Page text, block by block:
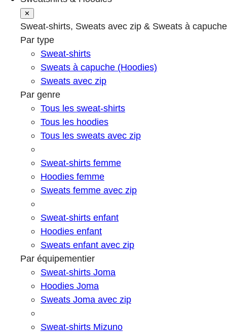
✕
Sweat-shirts, Sweats avec zip & Sweats à capuche
Par type
Sweat-shirts
Sweats à capuche (Hoodies)
Sweats avec zip
Par genre
Tous les sweat-shirts
Tous les hoodies
Tous les sweats avec zip
Sweat-shirts femme
Hoodies femme
Sweats femme avec zip
Sweat-shirts enfant
Hoodies enfant
Sweats enfant avec zip
Par équipementier
Sweat-shirts Joma
Hoodies Joma
Sweats Joma avec zip
Sweat-shirts Mizuno